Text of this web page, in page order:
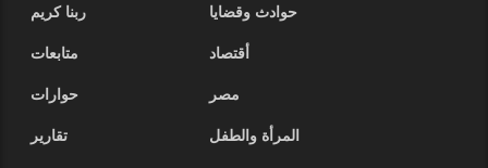
حوادث وقضايا
ربنا كريم
أقتصاد
متابعات
مصر
حوارات
المرأة والطفل
تقارير